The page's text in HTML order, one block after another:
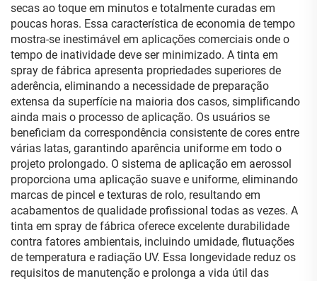
secas ao toque em minutos e totalmente curadas em
poucas horas. Essa característica de economia de tempo
mostra-se inestimável em aplicações comerciais onde o
tempo de inatividade deve ser minimizado. A tinta em
spray de fábrica apresenta propriedades superiores de
aderência, eliminando a necessidade de preparação
extensa da superfície na maioria dos casos, simplificando
ainda mais o processo de aplicação. Os usuários se
beneficiam da correspondência consistente de cores entre
várias latas, garantindo aparência uniforme em todo o
projeto prolongado. O sistema de aplicação em aerossol
proporciona uma aplicação suave e uniforme, eliminando
marcas de pincel e texturas de rolo, resultando em
acabamentos de qualidade profissional todas as vezes. A
tinta em spray de fábrica oferece excelente durabilidade
contra fatores ambientais, incluindo umidade, flutuações
de temperatura e radiação UV. Essa longevidade reduz os
requisitos de manutenção e prolonga a vida útil das